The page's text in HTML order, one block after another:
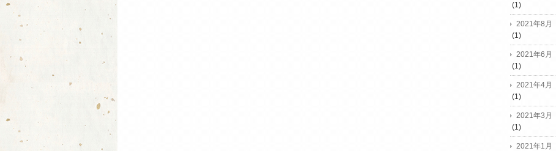
(1)
2021年8月
(1)
2021年6月
(1)
2021年4月
(1)
2021年3月
(1)
2021年1月